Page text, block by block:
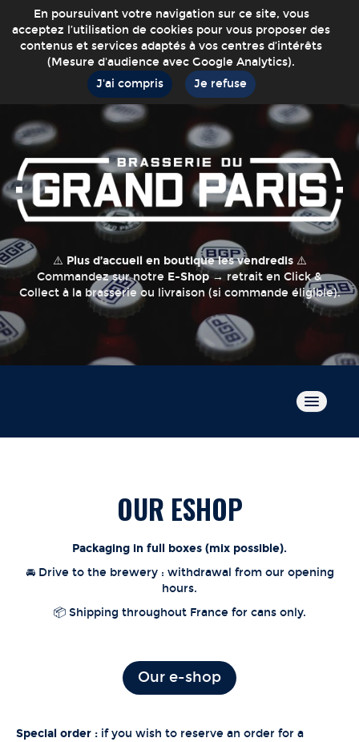
En poursuivant votre navigation sur ce site, vous
acceptez l’utilisation de cookies pour vous proposer des
contenus et services adaptés à vos centres d’intérêts
(Mesure d'audience avec Google Analytics).
J'ai compris
Je refuse
⚠️ Plus d’accueil en boutique les vendredis⚠️
Commandez sur notre E-Shop→ retrait en Click &
Collect à la brasserie ou livraison (si commande éligible).
ONLINE SHOP
BEER MAKING
OUR ESHOP
Packaging in full boxes (mix possible).
🚘 Drive to the brewery : withdrawal from our opening
hours.
📦 Shipping throughout France for cans only.
Our e-shop
Special order : if you wish to reserve an order for a